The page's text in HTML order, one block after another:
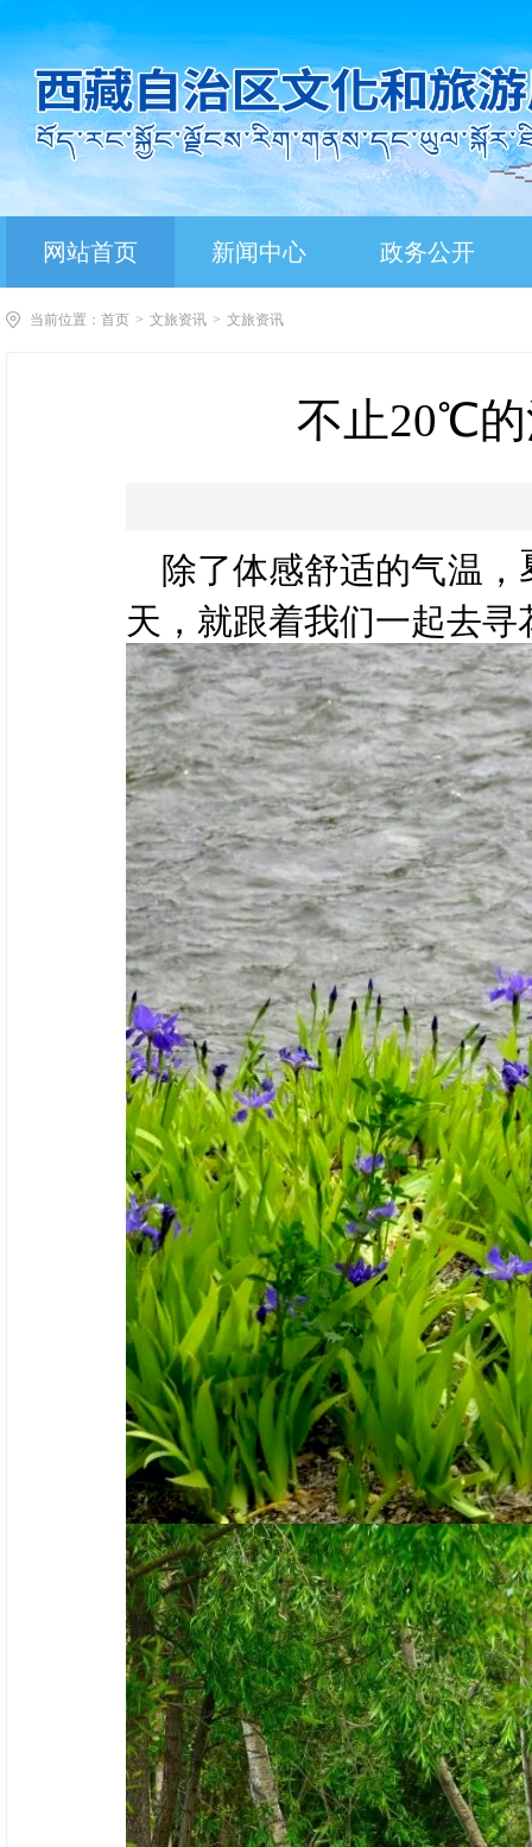
网站首页 新闻中心 政务公开
当前位置： 首页 > 文旅资讯 > 文旅资讯
不止20℃的
除了体感舒适的气温，
天，就跟着我们一起去寻